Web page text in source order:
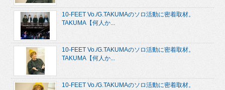
10-FEET Vo./G.TAKUMAのソロ活動に密着取材。
TAKUMA【何人か...
10-FEET Vo./G.TAKUMAのソロ活動に密着取材。
TAKUMA【何人か...
10-FEET Vo./G.TAKUMAのソロ活動に密着取材。